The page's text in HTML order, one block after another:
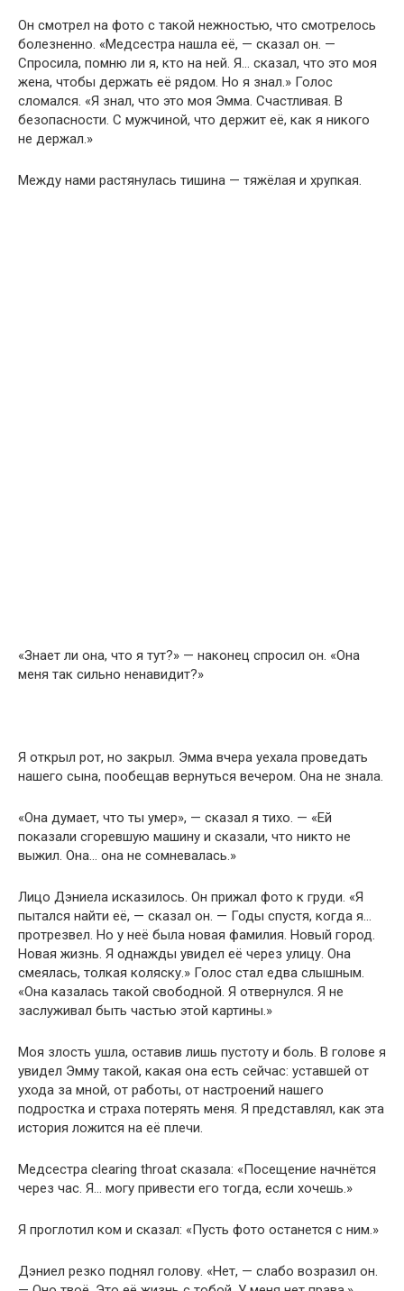
Он смотрел на фото с такой нежностью, что смотрелось
болезненно. «Медсестра нашла её, — сказал он. —
Спросила, помню ли я, кто на ней. Я… сказал, что это моя
жена, чтобы держать её рядом. Но я знал.» Голос
сломался. «Я знал, что это моя Эмма. Счастливая. В
безопасности. С мужчиной, что держит её, как я никого
не держал.»
Между нами растянулась тишина — тяжёлая и хрупкая.
«Знает ли она, что я тут?» — наконец спросил он. «Она
меня так сильно ненавидит?»
Я открыл рот, но закрыл. Эмма вчера уехала проведать
нашего сына, пообещав вернуться вечером. Она не знала.
«Она думает, что ты умер», — сказал я тихо. — «Ей
показали сгоревшую машину и сказали, что никто не
выжил. Она… она не сомневалась.»
Лицо Дэниела исказилось. Он прижал фото к груди. «Я
пытался найти её, — сказал он. — Годы спустя, когда я…
протрезвел. Но у неё была новая фамилия. Новый город.
Новая жизнь. Я однажды увидел её через улицу. Она
смеялась, толкая коляску.» Голос стал едва слышным.
«Она казалась такой свободной. Я отвернулся. Я не
заслуживал быть частью этой картины.»
Моя злость ушла, оставив лишь пустоту и боль. В голове я
увидел Эмму такой, какая она есть сейчас: уставшей от
ухода за мной, от работы, от настроений нашего
подростка и страха потерять меня. Я представлял, как эта
история ложится на её плечи.
Медсестра clearing throat сказала: «Посещение начнётся
через час. Я… могу привести его тогда, если хочешь.»
Я проглотил ком и сказал: «Пусть фото останется с ним.»
Дэниел резко поднял голову. «Нет, — слабо возразил он.